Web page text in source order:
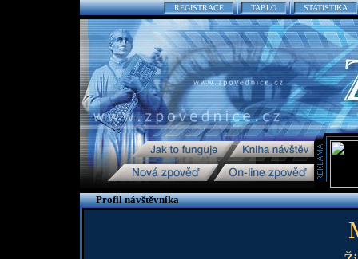
REGISTRACE TABLO STATISTIKA
Profil návštěvníka